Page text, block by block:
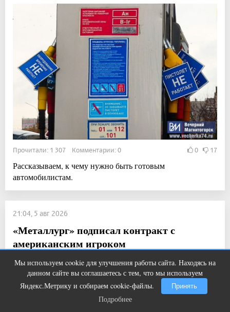
Прочитали: 1 307 Комментарии: 0 0 17
Рассказываем, к чему нужно быть готовым
автомобилистам.
21:04, 5 авг 2026
«Металлург» подписал контракт с
американским игроком
Новости
Мы используем cookie для улучшения работы сайта. Находясь на
данном сайте вы соглашаетесь с тем, что мы используем
Яндекс.Метрику и собираем cookie-файлы.
Принять
Подробнее
Этот танец невесты оставит вас без
слов! Пересмотрела 10 раз
Подробнее